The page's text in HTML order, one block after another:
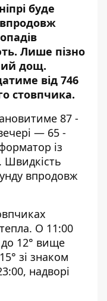
буде
Лише пізно
дощ.
від 746
стовпчика.
87 -
— 65 -
із
. Швидкість
впродовж
О 11:00
12° вище
зі знаком
надворі